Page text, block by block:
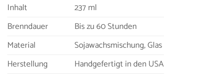
Inhalt
237 ml
Brenndauer
Bis zu 60 Stunden
Material
Sojawachsmischung, Glas
Herstellung
Handgefertigt in den USA